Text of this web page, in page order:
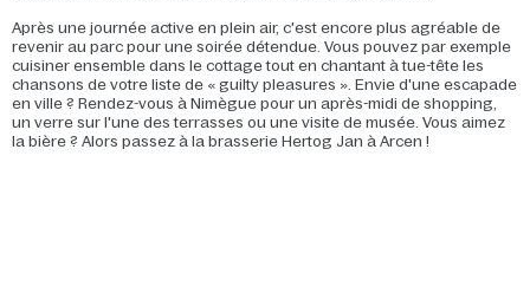
Après une journée active en plein air, c'est encore plus agréable de
revenir au parc pour une soirée détendue. Vous pouvez par exemple
cuisiner ensemble dans le cottage tout en chantant à tue-tête les
chansons de votre liste de « guilty pleasures ». Envie d'une escapade
en ville ? Rendez-vous à Nimègue pour un après-midi de shopping,
un verre sur l'une des terrasses ou une visite de musée. Vous aimez
la bière ? Alors passez à la brasserie Hertog Jan à Arcen !